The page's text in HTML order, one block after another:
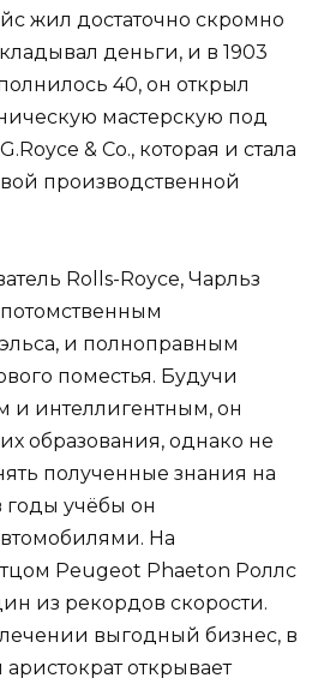
жил достаточно скромно
деньги, и в 1903
40, он открыл
мастерскую под
& Co., которая и стала
производственной
Rolls-Royce, Чарльз
и полноправным
поместья. Будучи
и интеллигентным, он
образования, однако не
полученные знания на
годы учёбы он
На
Peugeot Phaeton Роллс
из рекордов скорости.
выгодный бизнес, в
открывает